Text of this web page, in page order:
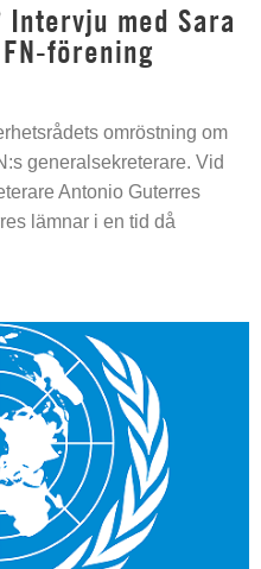
med Sara
förening
omröstning om
generalsekreterare. Vid
Antonio Guterres
lämnar i en tid då